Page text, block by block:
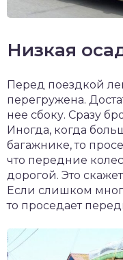
Низкая
Перед поездкой
перегружена.
нее сбоку. Сразу
Иногда, когда
багажнике, то
что передние
дорогой. Это
Если слишком
то проседает